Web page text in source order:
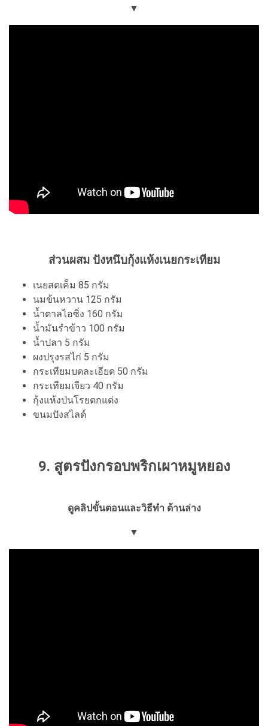
▼
ส่วนผสม ปังหนึบกุ้งแห้งเนยกระเทียม
เนยสดเค็ม 85 กรัม
นมข้นหวาน 125 กรัม
น้ำตาลไอซิ่ง 160 กรัม
น้ำมันรำข้าว 100 กรัม
น้ำปลา 5 กรัม
ผงปรุงรสไก่ 5 กรัม
กระเทียมบดละเอียด 50 กรัม
กระเทียมเจียว 40 กรัม
กุ้งแห้งป่นโรยตกแต่ง
ขนมปังสไลด์
9. สูตรปังกรอบพริกเผาหมูหยอง
ดูคลิปขั้นตอนและวิธีทำ ด้านล่าง
▼